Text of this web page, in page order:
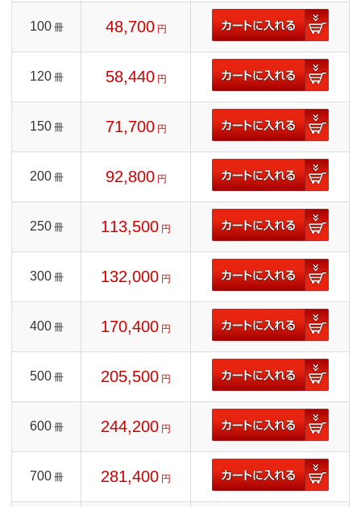
100 冊 48,700 円
120 冊 58,440 円
150 冊 71,700 円
200 冊 92,800 円
250 冊 113,500 円
300 冊 132,000 円
400 冊 170,400 円
500 冊 205,500 円
600 冊 244,200 円
700 冊 281,400 円